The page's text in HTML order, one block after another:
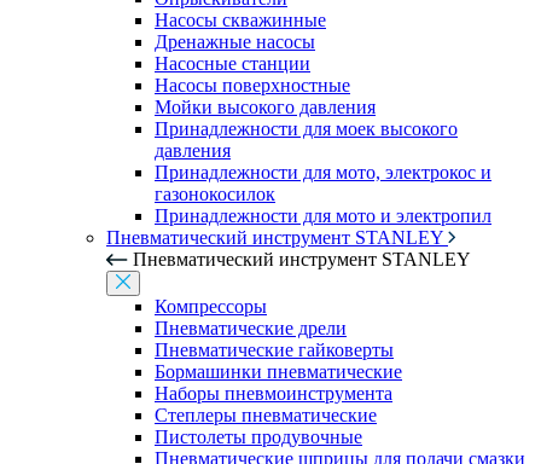
Насосы скважинные
Дренажные насосы
Насосные станции
Насосы поверхностные
Мойки высокого давления
Принадлежности для моек высокого
давления
Принадлежности для мото, электрокос и
газонокосилок
Принадлежности для мото и электропил
Пневматический инструмент STANLEY
Пневматический инструмент STANLEY
Компрессоры
Пневматические дрели
Пневматические гайковерты
Бормашинки пневматические
Наборы пневмоинструмента
Степлеры пневматические
Пистолеты продувочные
Пневматические шприцы для подачи смазки